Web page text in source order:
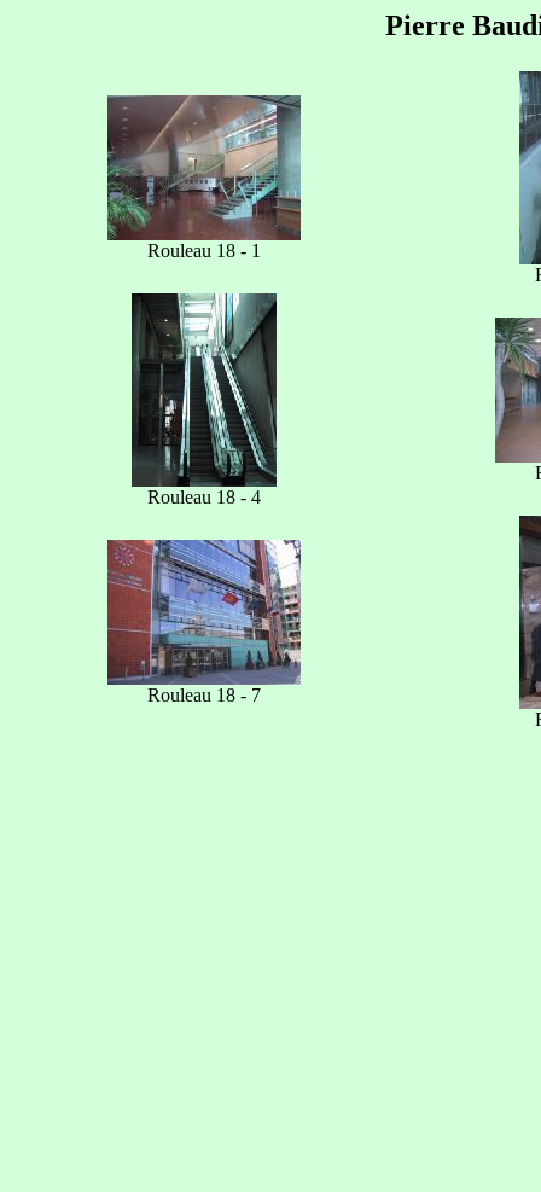
Pierre
Rouleau 18 - 1
Rouleau 18 - 4
Rouleau 18 - 7